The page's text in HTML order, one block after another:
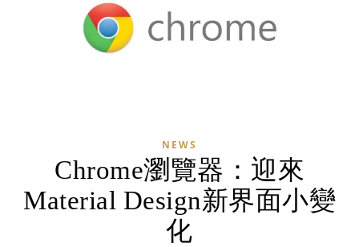
NEWS
Chrome瀏覽器：迎來
Material Design新界面小變
化